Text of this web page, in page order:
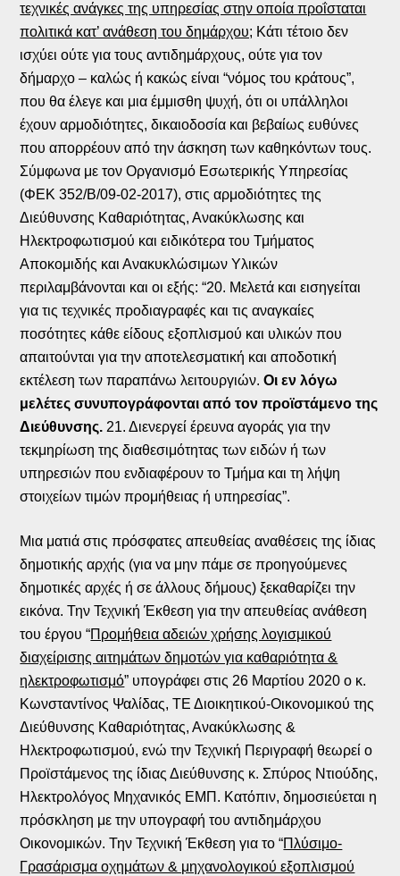
τεχνικές ανάγκες της υπηρεσίας στην οποία προΐσταται
πολιτικά κατ’ ανάθεση του δημάρχου; Κάτι τέτοιο δεν
ισχύει ούτε για τους αντιδημάρχους, ούτε για τον
δήμαρχο – καλώς ή κακώς είναι “νόμος του κράτους”,
που θα έλεγε και μια έμμισθη ψυχή, ότι οι υπάλληλοι
έχουν αρμοδιότητες, δικαιοδοσία και βεβαίως ευθύνες
που απορρέουν από την άσκηση των καθηκόντων τους.
Σύμφωνα με τον Οργανισμό Εσωτερικής Υπηρεσίας
(ΦΕΚ 352/Β/09-02-2017), στις αρμοδιότητες της
Διεύθυνσης Καθαριότητας, Ανακύκλωσης και
Ηλεκτροφωτισμού και ειδικότερα του Τμήματος
Αποκομιδής και Ανακυκλώσιμων Υλικών
περιλαμβάνονται και οι εξής: “20. Μελετά και εισηγείται
για τις τεχνικές προδιαγραφές και τις αναγκαίες
ποσότητες κάθε είδους εξοπλισμού και υλικών που
απαιτούνται για την αποτελεσματική και αποδοτική
εκτέλεση των παραπάνω λειτουργιών.Οι εν λόγω
μελέτες συνυπογράφονται από τον προϊστάμενο της
Διεύθυνσης. 21. Διενεργεί έρευνα αγοράς για την
τεκμηρίωση της διαθεσιμότητας των ειδών ή των
υπηρεσιών που ενδιαφέρουν το Τμήμα και τη λήψη
στοιχείων τιμών προμήθειας ή υπηρεσίας”.
Μια ματιά στις πρόσφατες απευθείας αναθέσεις της ίδιας
δημοτικής αρχής (για να μην πάμε σε προηγούμενες
δημοτικές αρχές ή σε άλλους δήμους) ξεκαθαρίζει την
εικόνα. Την Τεχνική Έκθεση για την απευθείας ανάθεση
του έργου “Προμήθεια αδειών χρήσης λογισμικού
διαχείρισης αιτημάτων δημοτών για καθαριότητα &
ηλεκτροφωτισμό” υπογράφει στις 26 Μαρτίου 2020 ο κ.
Κωνσταντίνος Ψαλίδας, ΤΕ Διοικητικού-Οικονομικού της
Διεύθυνσης Καθαριότητας, Ανακύκλωσης &
Ηλεκτροφωτισμού, ενώ την Τεχνική Περιγραφή θεωρεί ο
Προϊστάμενος της ίδιας Διεύθυνσης κ. Σπύρος Ντιούδης,
Ηλεκτρολόγος Μηχανικός ΕΜΠ. Κατόπιν, δημοσιεύεται η
πρόσκληση με την υπογραφή του αντιδημάρχου
Οικονομικών. Την Τεχνική Έκθεση για το “Πλύσιμο-
Γρασάρισμα οχημάτων & μηχανολογικού εξοπλισμού